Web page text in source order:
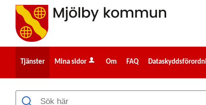
Välkommen
tjänster
kommun
Tjänster Mina sidor Om FAQ